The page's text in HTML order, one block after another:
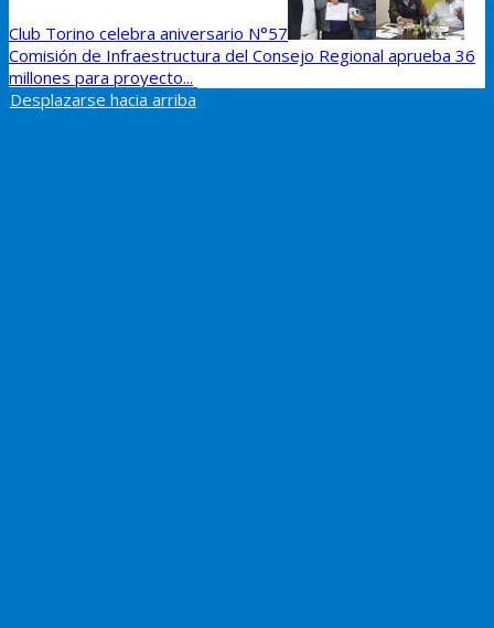
Club Torino celebra aniversario N°57
Comisión de Infraestructura del Consejo Regional aprueba 36
millones para proyecto...
Desplazarse hacia arriba